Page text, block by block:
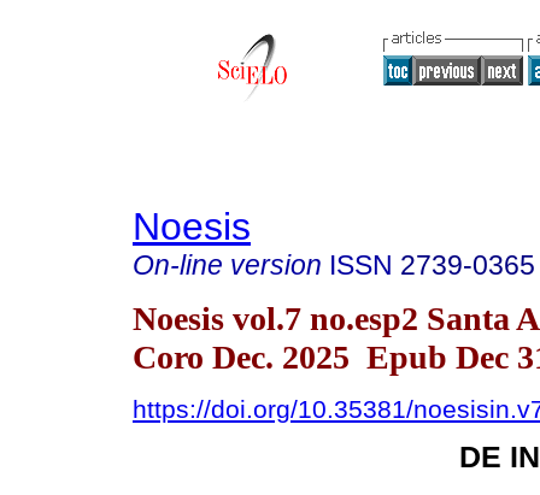
Noesis
On-line version ISSN 2739-0365
Noesis vol.7 no.esp2 Santa
Coro Dec. 2025 Epub Dec
https://doi.org/10.35381/
DE